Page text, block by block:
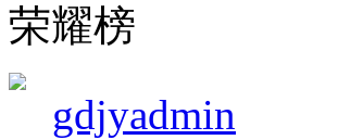
荣耀榜
gdjyadmin